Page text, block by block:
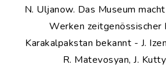
N. Uljanow. Das Museum
Werken zeitgenössischer
Karakalpakstan bekannt - J.
R. Matevosyan, J.